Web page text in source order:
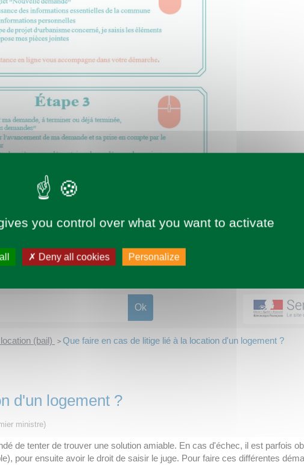
(bail) > Que faire en cas de litige lié à la location d'un logement ?
d'un logement ?
ministre)
de tenter de trouver une solution amiable. En cas d'échec, il est parfois
pour ensuite avoir le droit de saisir le juge. Pour faire ces différentes
you control over what you want to activate
Deny all cookies Personalize